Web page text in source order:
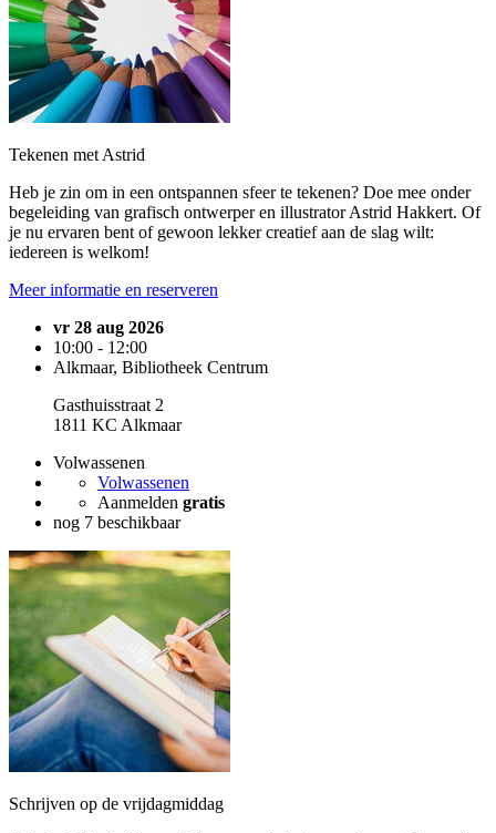
Tekenen met Astrid
Heb je zin om in een ontspannen sfeer te tekenen? Doe mee onder
begeleiding van grafisch ontwerper en illustrator Astrid Hakkert. Of
je nu ervaren bent of gewoon lekker creatief aan de slag wilt:
iedereen is welkom!
Meer informatie en reserveren
vr 28 aug 2026
10:00 - 12:00
Alkmaar, Bibliotheek Centrum
Gasthuisstraat 2
1811 KC Alkmaar
Volwassenen
Volwassenen
Aanmelden gratis
nog 7 beschikbaar
Schrijven op de vrijdagmiddag